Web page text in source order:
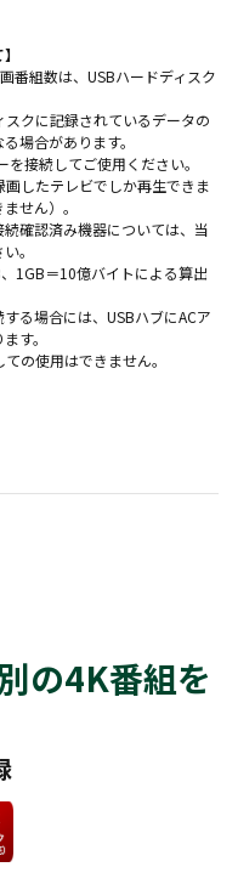
番組数は、USBハードディスク
クに記録されているデータの
場合があります。
接続してご使用ください。
したテレビでしか再生できま
せん）。
確認済み機器については、当
。
1GB＝10億バイトによる算出
る場合には、USBハブにACア
す。
の使用はできません。
の4K番組を